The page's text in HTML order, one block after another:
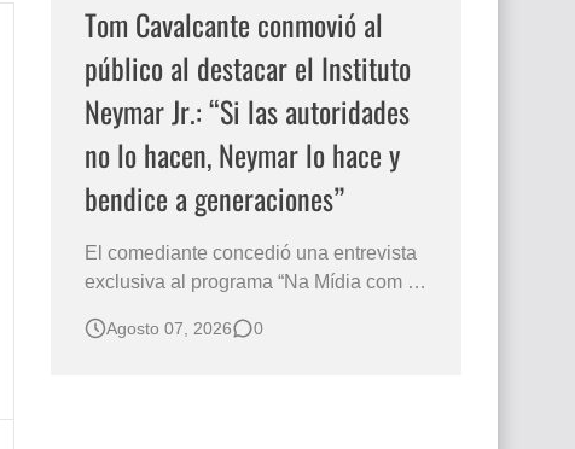
Tom Cavalcante conmovió al
público al destacar el Instituto
Neymar Jr.: “Si las autoridades
no lo hacen, Neymar lo hace y
bendice a generaciones”
El comediante concedió una entrevista
exclusiva al programa “Na Mídia com a
Subasta del Instituto Neymar Jr., uno de
Agosto 07, 2026 0